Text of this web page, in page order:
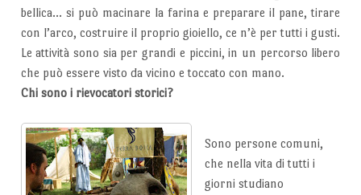
bellica… si può macinare la farina e preparare il pane, tirare
con l’arco, costruire il proprio gioiello, ce n’è per tutti i gusti.
Le attività sono sia per grandi e piccini, in un percorso libero
che può essere visto da vicino e toccato con mano.
Chi sono i rievocatori storici?
Sono persone comuni,
che nella vita di tutti i
giorni studiano